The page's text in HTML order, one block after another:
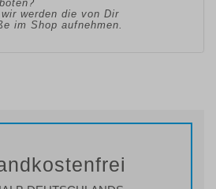
werden die von Dir
im Shop aufnehmen.